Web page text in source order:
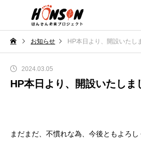
お知らせ HP本日より、開設いたし
HP本日より、開設いたしま
2024.03.05
まだまだ、不慣れな為、今後ともよろし